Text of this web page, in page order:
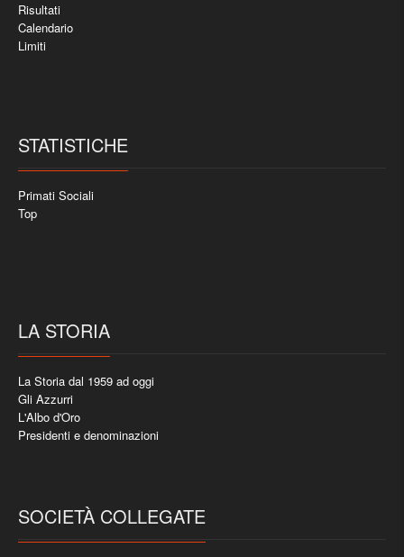
Risultati
Calendario
Limiti
STATISTICHE
Primati Sociali
Top
LA STORIA
La Storia dal 1959 ad oggi
Gli Azzurri
L'Albo d'Oro
Presidenti e denominazioni
SOCIETÀ COLLEGATE